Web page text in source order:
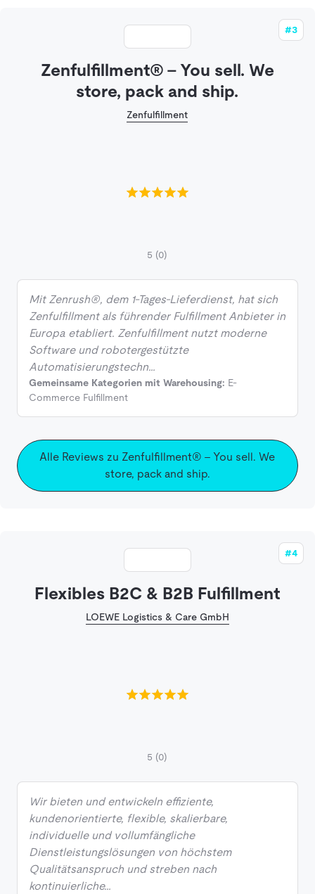
#3
Zenfulfillment® – You sell. We
store, pack and ship.
Zenfulfillment
5 (0)
Mit Zenrush®, dem 1-Tages-Lieferdienst, hat sich
Zenfulfillment als führender Fulfillment Anbieter in
Europa etabliert. Zenfulfillment nutzt moderne
Software und robotergestützte
Automatisierungstechn…
Gemeinsame Kategorien mit Warehousing: E-
Commerce Fulfillment
Alle Reviews zu Zenfulfillment® – You sell. We
store, pack and ship.
#4
Flexibles B2C & B2B Fulfillment
LOEWE Logistics & Care GmbH
5 (0)
Wir bieten und entwickeln effiziente,
kundenorientierte, flexible, skalierbare,
individuelle und vollumfängliche
Dienstleistungslösungen von höchstem
Qualitätsanspruch und streben nach
kontinuierliche…